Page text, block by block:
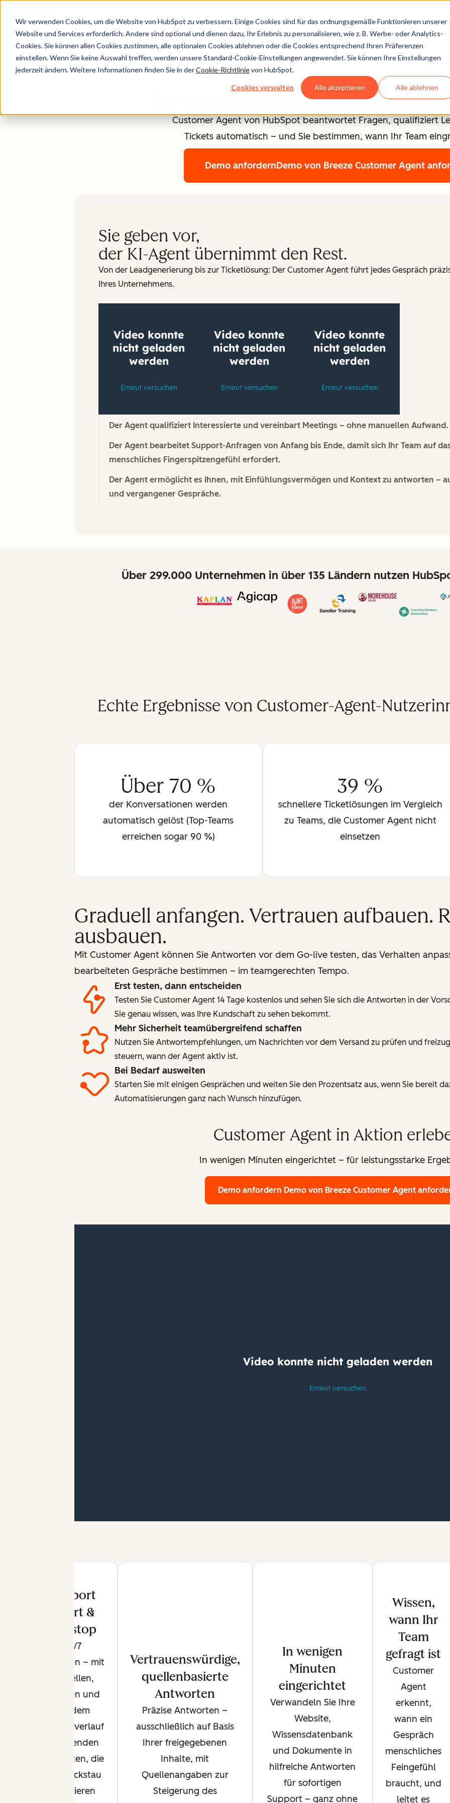
Wir verwenden Cookies, um die Website von HubSpot zu verbessern. Einige Cookies sind für das ordnungsgemäße Funktionieren unserer
Website und Services erforderlich. Andere sind optional und dienen dazu, Ihr Erlebnis zu personalisieren, wie z. B. Werbe- oder Analytics-
Cookies. Sie können allen Cookies zustimmen, alle optionalen Cookies ablehnen oder die Cookies entsprechend Ihren Präferenzen
einstellen. Wenn Sie keine Auswahl treffen, werden unsere Standard-Cookie-Einstellungen angewendet. Sie können Ihre Einstellungen
jederzeit ändern. Weitere Informationen finden Sie in derCookie-Richtlinievon HubSpot.
Cookies verwalten Alle akzeptieren Alle ablehnen
Agent-Designer
Customer Agent
Ihr rund um die Uhr aktiverKI-
Customer Agent von HubSpot beantwortet Fragen, qualifiziert
Tickets automatisch – und Sie bestimmen, wann Ihr Team
Demo anfordernDemo von Breeze Customer Agent
Sie geben vor,
der KI-Agent übernimmt den Rest.
Von der Leadgenerierung bis zur Ticketlösung: Der Customer Agent führt jedes Gespräch
Ihres Unternehmens.
Der Agent qualifiziert Interessierte und vereinbart Meetings – ohne manuellen Aufwand.
Der Agent bearbeitet Support-Anfragen von Anfang bis Ende, damit sich Ihr Team auf
menschliches Fingerspitzengefühl erfordert.
Der Agent ermöglicht es Ihnen, mit Einfühlungsvermögen und Kontext zu antworten –
und vergangener Gespräche.
Über 299.000 Unternehmen in über 135 Ländern nutzen
Echte Ergebnisse von Customer-Agent-
Über 70 %
der Konversationen werden
automatisch gelöst (Top-Teams
erreichen sogar 90 %)
39 %
schnellere Ticketlösungen im Vergleich
zu Teams, die Customer Agent nicht
einsetzen
Graduell anfangen. Vertrauen aufbauen.
ausbauen.
Mit Customer Agent können Sie Antworten vor dem Go-live testen, das Verhalten
bearbeiteten Gespräche bestimmen – im teamgerechten Tempo.
Erst testen, dann entscheiden
Testen Sie Customer Agent 14 Tage kostenlos und sehen Sie sich die Antworten in der
Sie genau wissen, was Ihre Kundschaft zu sehen bekommt.
Mehr Sicherheit teamübergreifend schaffen
Nutzen Sie Antwortempfehlungen, um Nachrichten vor dem Versand zu prüfen und
steuern, wann der Agent aktiv ist.
Bei Bedarf ausweiten
Starten Sie mit einigen Gesprächen und weiten Sie den Prozentsatz aus, wenn Sie bereit
Automatisierungen ganz nach Wunsch hinzufügen.
Customer Agent in Aktion
In wenigen Minuten eingerichtet – für leistungsstarke
Demo anfordern Demo von Breeze Customer Agent
Support
sofort &
nonstop
24/7
reagieren – mit
schnellen,
präzisen und
auf dem
Kundenverlauf
basierenden
Antworten, die
den Rückstau
reduzieren
Vertrauenswürdige,
quellenbasierte
Antworten
Präzise Antworten –
ausschließlich auf Basis
Ihrer freigegebenen
Inhalte, mit
Quellenangaben zur
Steigerung des
In wenigen
Minuten
eingerichtet
Verwandeln Sie Ihre
Website,
Wissensdatenbank
und Dokumente in
hilfreiche Antworten
für sofortigen
Support – ganz ohne
Wissen,
wann Ihr
Team
gefragt ist
Customer
Agent
erkennt,
wann ein
Gespräch
menschliches
Feingefühl
braucht, und
leitet es